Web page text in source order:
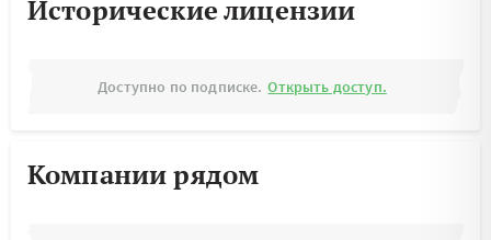
Исторические лицензии
Доступно по подписке. Открыть доступ.
Компании рядом